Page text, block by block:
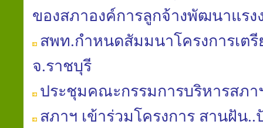
ของสภาองค์การลูกจ้างพัฒนาแรง
สพท.กำหนดสัมมนาโครงการเต
จ.ราชบุรี
ประชุมคณะกรรมการบริหารสภา
สภาฯ เข้าร่วมโครงการ สานฝัน